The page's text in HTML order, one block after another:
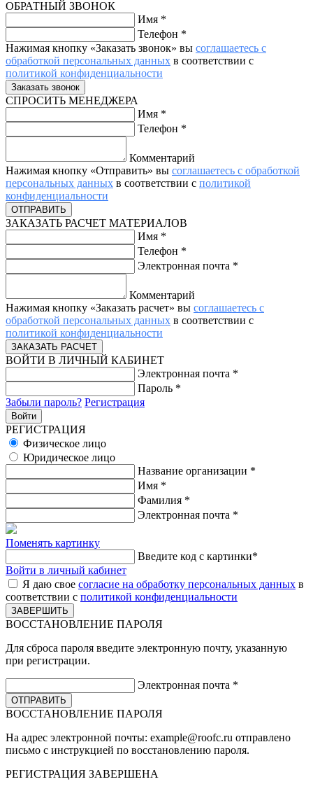
ОБРАТНЫЙ ЗВОНОК
Имя *
Телефон *
Нажимая кнопку «Заказать звонок» вы соглашаетесь с
обработкой персональных данных в соответствии с
политикой конфиденциальности
СПРОСИТЬ МЕНЕДЖЕРА
Имя *
Телефон *
Комментарий
Нажимая кнопку «Отправить» вы соглашаетесь с обработкой
персональных данных в соответствии с политикой
конфиденциальности
ЗАКАЗАТЬ РАСЧЕТ МАТЕРИАЛОВ
Имя *
Телефон *
Электронная почта *
Комментарий
Нажимая кнопку «Заказать расчет» вы соглашаетесь с
обработкой персональных данных в соответствии с
политикой конфиденциальности
ВОЙТИ В ЛИЧНЫЙ КАБИНЕТ
Электронная почта *
Пароль *
Забыли пароль? Регистрация
РЕГИСТРАЦИЯ
Физическое лицо
Юридическое лицо
Название организации *
Имя *
Фамилия *
Электронная почта *
Поменять картинку
Введите код с картинки*
Войти в личный кабинет
Я даю свое согласие на обработку персональных данных в
соответствии с политикой конфиденциальности
ВОССТАНОВЛЕНИЕ ПАРОЛЯ
Для сброса пароля введите электронную почту, указанную
при регистрации.
Электронная почта *
ВОССТАНОВЛЕНИЕ ПАРОЛЯ
На адрес электронной почты: example@roofc.ru отправлено
письмо с инструкцией по восстановлению пароля.
РЕГИСТРАЦИЯ ЗАВЕРШЕНА